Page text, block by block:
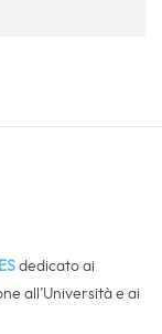
dedicato ai
all’Università e ai